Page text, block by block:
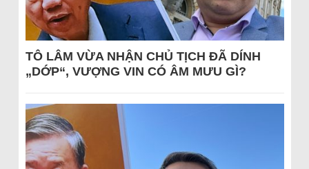
TÔ LÂM VỪA NHẬN CHỦ TỊCH ĐÃ DÍNH
„DỚP“, VƯỢNG VIN CÓ ÂM MƯU GÌ?